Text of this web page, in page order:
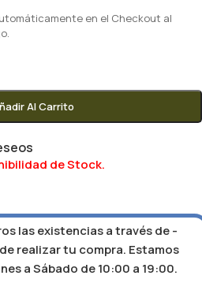
en el Checkout al
Al Carrito
de Stock.
las existencias a través de -
realizar tu compra. Estamos
a Sábado de 10:00 a 19:00.